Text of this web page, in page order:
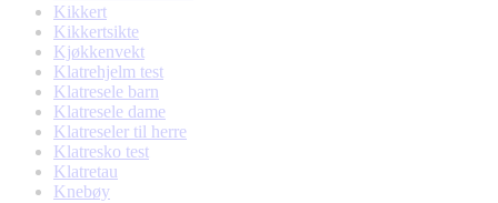
Kikkert
Kikkertsikte
Kjøkkenvekt
Klatrehjelm test
Klatresele barn
Klatresele dame
Klatreseler til herre
Klatresko test
Klatretau
Knebøy